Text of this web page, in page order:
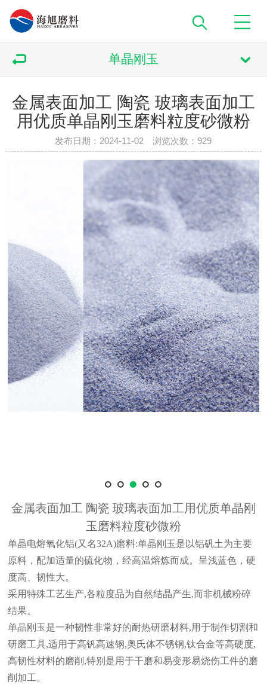
单晶刚玉
金属表面加工 陶瓷 玻璃表面加工
用优质单晶刚玉磨料粒度砂微粉
发布日期：2024-11-02 浏览次数： 929
金属表面加工 陶瓷 玻璃表面加工用优质单晶刚
玉磨料粒度砂微粉
单晶电熔氧化铝(又名32A)磨料:单晶刚玉是以铝矾土为主要
原料，配加适量的硫化物，经高温熔炼而成。呈浅蓝色，硬
度高、韧性大。
采用特殊工艺生产,各粒度品为自然结晶产生,而非机械粉碎
结果。
单晶刚玉是一种韧性非常好的耐热研磨材料,用于制作切割和
研磨工具,适用于高钒高速钢,奥氏体不锈钢,钛合金等高硬度,
高韧性材料的磨削,特别是用于干磨和易变形易烧伤工件的磨
削加工。